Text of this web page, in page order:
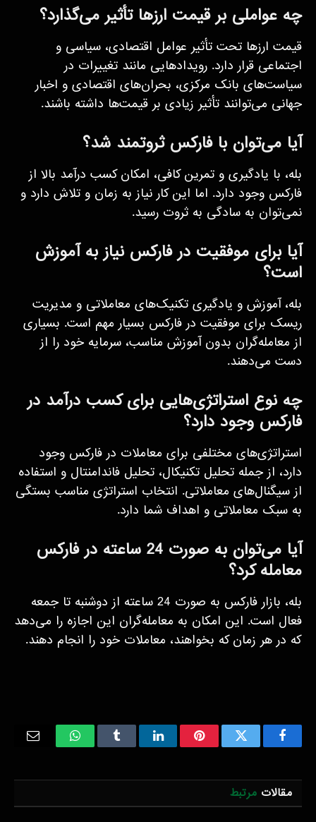
چه عواملی بر قیمت ارزها تأثیر می‌گذارد؟
قیمت ارزها تحت تأثیر عوامل اقتصادی، سیاسی و
اجتماعی قرار دارد. رویدادهایی مانند تغییرات در
سیاست‌های بانک مرکزی، بحران‌های اقتصادی و اخبار
جهانی می‌توانند تأثیر زیادی بر قیمت‌ها داشته باشند.
آیا می‌توان با فارکس ثروتمند شد؟
بله، با یادگیری و تمرین کافی، امکان کسب درآمد بالا از
فارکس وجود دارد. اما این کار نیاز به زمان و تلاش دارد و
نمی‌توان به سادگی به ثروت رسید.
آیا برای موفقیت در فارکس نیاز به آموزش
است؟
بله، آموزش و یادگیری تکنیک‌های معاملاتی و مدیریت
ریسک برای موفقیت در فارکس بسیار مهم است. بسیاری
از معامله‌گران بدون آموزش مناسب، سرمایه خود را از
دست می‌دهند.
چه نوع استراتژی‌هایی برای کسب درآمد در
فارکس وجود دارد؟
استراتژی‌های مختلفی برای معاملات در فارکس وجود
دارد، از جمله تحلیل تکنیکال، تحلیل فاندامنتال و استفاده
از سیگنال‌های معاملاتی. انتخاب استراتژی مناسب بستگی
به سبک معاملاتی و اهداف شما دارد.
آیا می‌توان به صورت 24 ساعته در فارکس
معامله کرد؟
بله، بازار فارکس به صورت 24 ساعته از دوشنبه تا جمعه
فعال است. این امکان به معامله‌گران این اجازه را می‌دهد
که در هر زمان که بخواهند، معاملات خود را انجام دهند.
Facebook
Twitter
Pinterest
LinkedIn
Tumblr
WhatsApp
مقالات مرتبط